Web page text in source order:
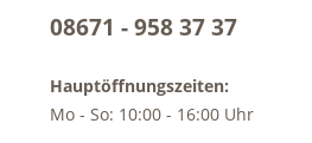
08671 - 958 37 37
Hauptöffnungszeiten:
Mo - So: 10:00 - 16:00 Uhr